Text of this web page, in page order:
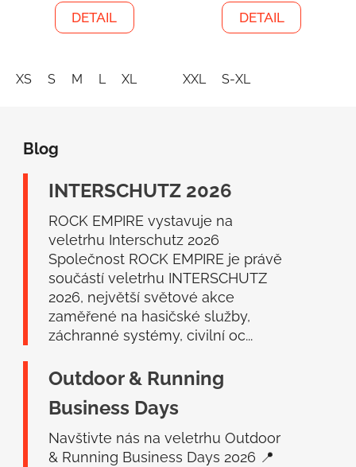
DETAIL
XS S M L XL
DETAIL
XXL S-XL
Blog
INTERSCHUTZ 2026
ROCK EMPIRE vystavuje na
veletrhu Interschutz 2026
Společnost ROCK EMPIRE je právě
součástí veletrhu INTERSCHUTZ
2026, největší světové akce
zaměřené na hasičské služby,
záchranné systémy, civilní oc...
Outdoor & Running
Business Days
Navštivte nás na veletrhu Outdoor
& Running Business Days 2026 📍